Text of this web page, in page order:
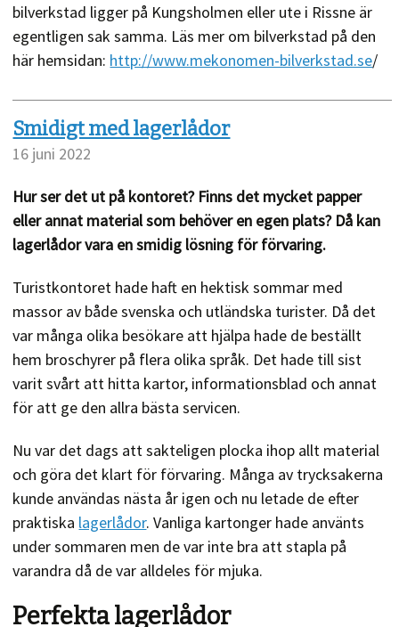
bilverkstad ligger på Kungsholmen eller ute i Rissne är
egentligen sak samma. Läs mer om bilverkstad på den
här hemsidan: http://www.mekonomen-bilverkstad.se/
Smidigt med lagerlådor
16 juni 2022
Hur ser det ut på kontoret? Finns det mycket papper
eller annat material som behöver en egen plats? Då kan
lagerlådor vara en smidig lösning för förvaring.
Turistkontoret hade haft en hektisk sommar med
massor av både svenska och utländska turister. Då det
var många olika besökare att hjälpa hade de beställt
hem broschyrer på flera olika språk. Det hade till sist
varit svårt att hitta kartor, informationsblad och annat
för att ge den allra bästa servicen.
Nu var det dags att sakteligen plocka ihop allt material
och göra det klart för förvaring. Många av trycksakerna
kunde användas nästa år igen och nu letade de efter
praktiska lagerlådor. Vanliga kartonger hade använts
under sommaren men de var inte bra att stapla på
varandra då de var alldeles för mjuka.
Perfekta lagerlådor